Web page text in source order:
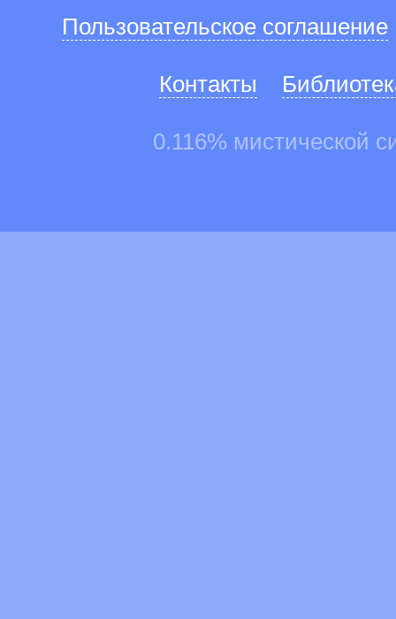
Пользовательское соглашение
Контакты
0.116% мистической